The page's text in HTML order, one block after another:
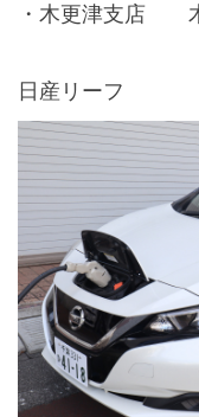
・木更津支店
日産リーフ